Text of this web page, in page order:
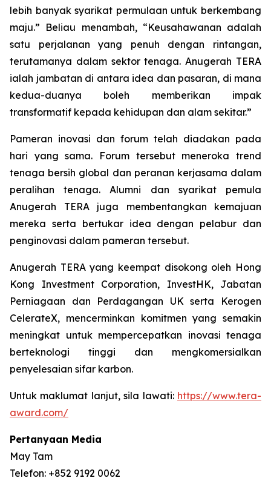
lebih banyak syarikat permulaan untuk berkembang
maju.” Beliau menambah, “Keusahawanan adalah
satu perjalanan yang penuh dengan rintangan,
terutamanya dalam sektor tenaga. Anugerah TERA
ialah jambatan di antara idea dan pasaran, di mana
kedua-duanya boleh memberikan impak
transformatif kepada kehidupan dan alam sekitar.”
Pameran inovasi dan forum telah diadakan pada
hari yang sama. Forum tersebut meneroka trend
tenaga bersih global dan peranan kerjasama dalam
peralihan tenaga. Alumni dan syarikat pemula
Anugerah TERA juga membentangkan kemajuan
mereka serta bertukar idea dengan pelabur dan
penginovasi dalam pameran tersebut.
Anugerah TERA yang keempat disokong oleh Hong
Kong Investment Corporation, InvestHK, Jabatan
Perniagaan dan Perdagangan UK serta Kerogen
CelerateX, mencerminkan komitmen yang semakin
meningkat untuk mempercepatkan inovasi tenaga
berteknologi tinggi dan mengkomersialkan
penyelesaian sifar karbon.
Untuk maklumat lanjut, sila lawati: https://www.tera-
award.com/
Pertanyaan Media
May Tam
Telefon: +852 9192 0062